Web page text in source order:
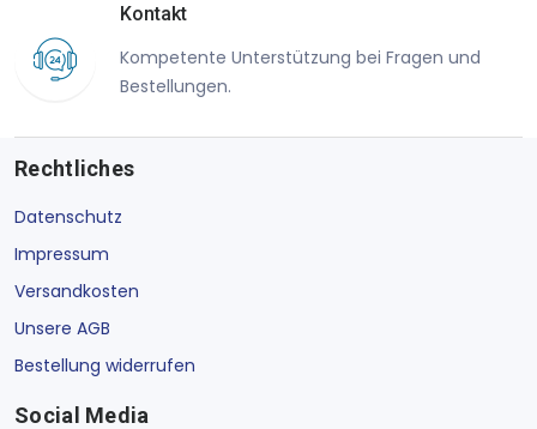
Kontakt
Kompetente Unterstützung bei Fragen und
Bestellungen.
Rechtliches
Datenschutz
Impressum
Versandkosten
Unsere AGB
Bestellung widerrufen
Social Media